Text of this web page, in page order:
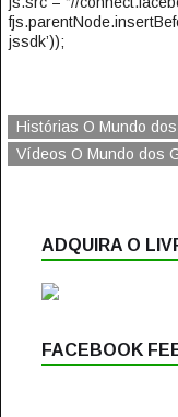
jssdk’));
Histórias O Mundo
Vídeos O Mundo dos
ADQUIRA O
FACEBOOK